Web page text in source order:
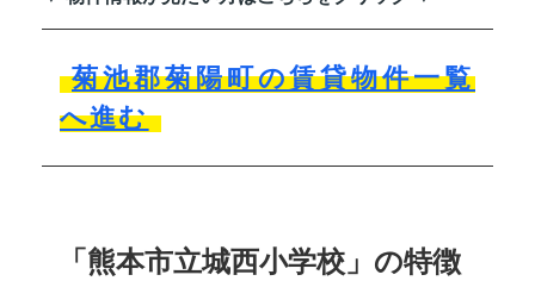
菊池郡菊陽町の賃貸物件一覧
へ進む
「熊本市立城西小学校」の特徴